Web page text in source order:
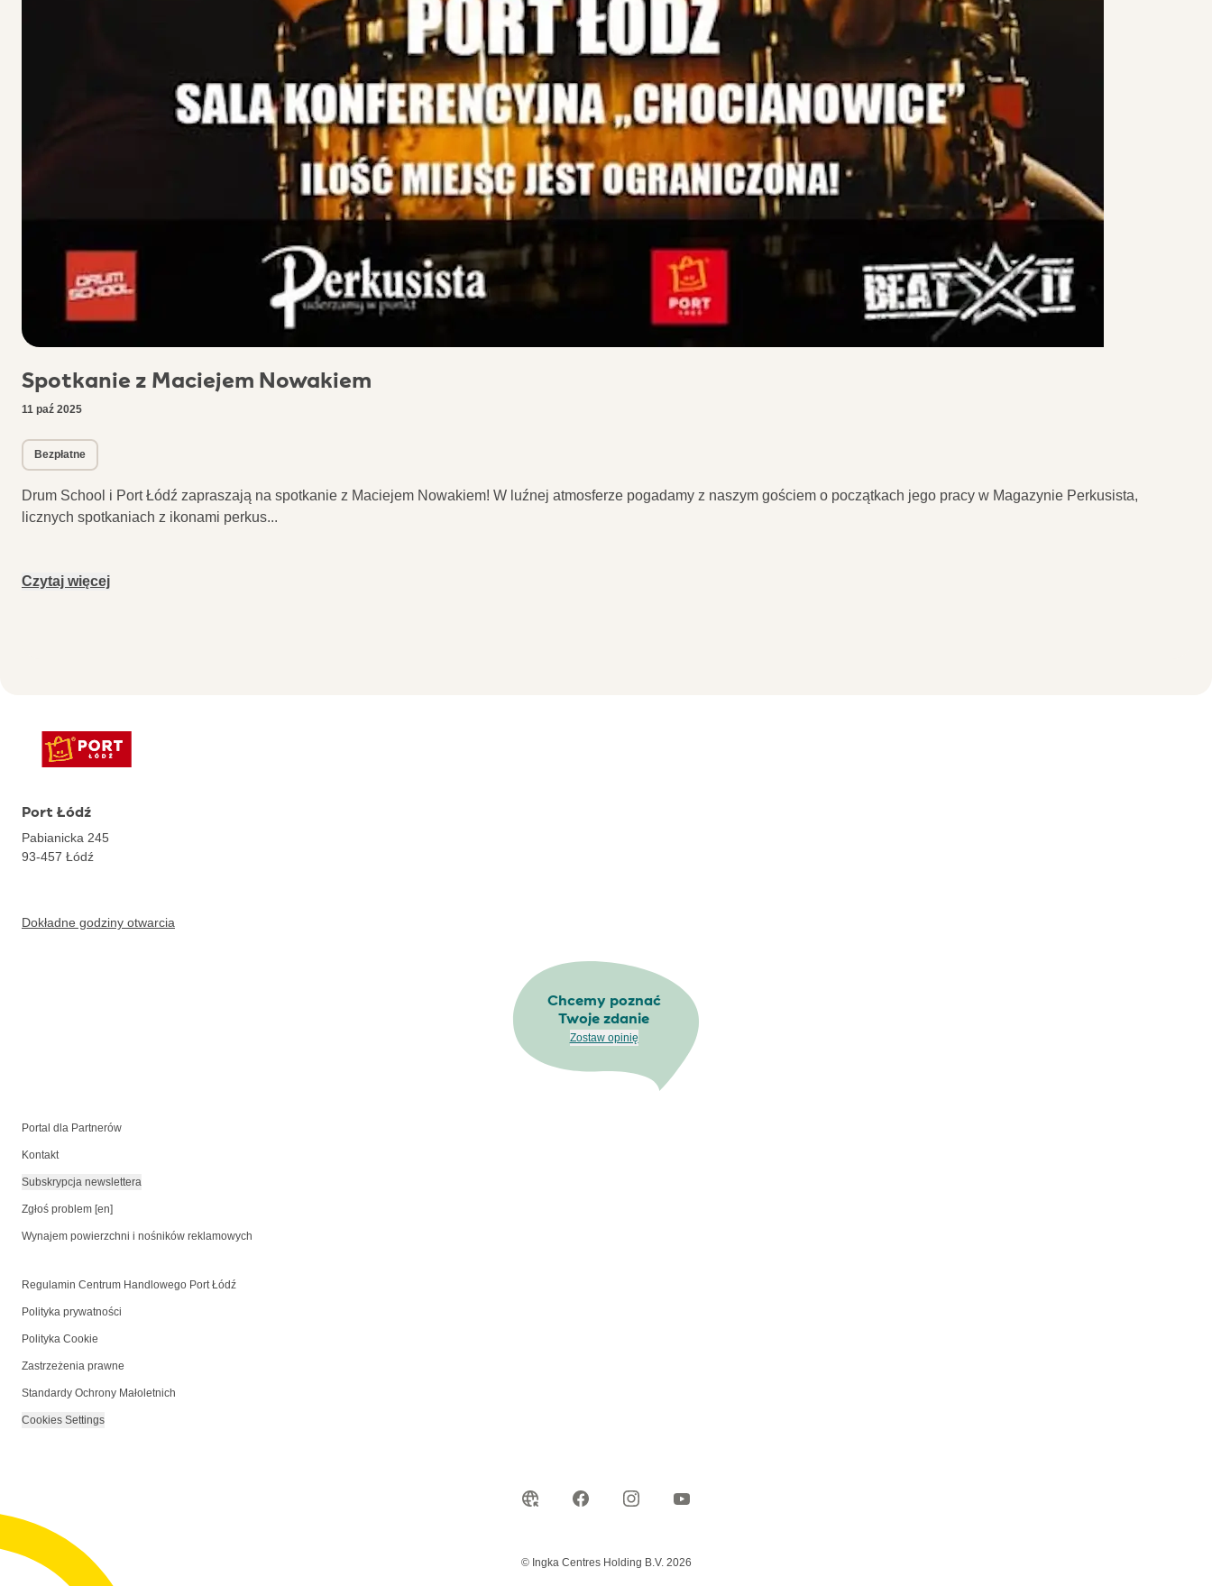
Spotkanie z Maciejem Nowakiem
11 paź 2025
Bezpłatne
Drum School i Port Łódź zapraszają na spotkanie z Maciejem Nowakiem! W luźnej atmosferze pogadamy z naszym gościem o początkach jego pracy w Magazynie Perkusista,
licznych spotkaniach z ikonami perkus...
Czytaj więcej
Port Łódź
Pabianicka 245
93-457 Łódź
Dokładne godziny otwarcia
Chcemy poznać
Twoje zdanie
Zostaw opinię
Portal dla Partnerów
Kontakt
Subskrypcja newslettera
Zgłoś problem [en]
Wynajem powierzchni i nośników reklamowych
Regulamin Centrum Handlowego Port Łódź
Polityka prywatności
Polityka Cookie
Zastrzeżenia prawne
Standardy Ochrony Małoletnich
Cookies Settings
© Ingka Centres Holding B.V. 2026